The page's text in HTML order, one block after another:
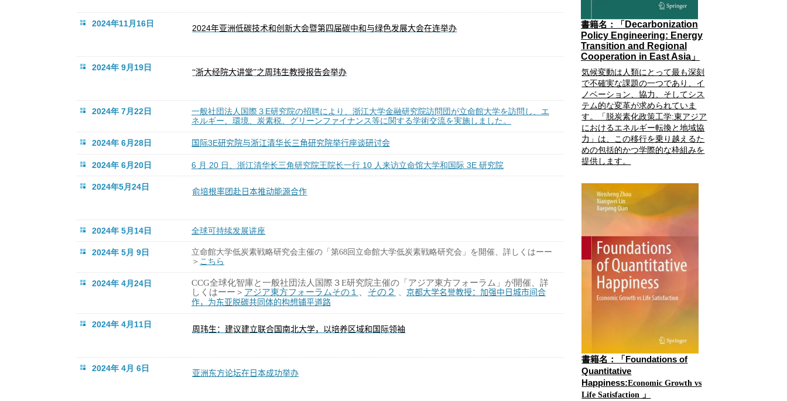
2024年11月16日 2024年亚洲低碳技术和创新大会暨第四届碳中和与绿色发展大会在连举办
2024年 9月19日
“浙大经院大讲堂”之周玮生教授报告会举办
2024年 7月22日 一般社団法人国際３ E研究院の招聘により、浙江大学金融研究院訪問団が立命館大学を訪問し、エ
ネルギー、環境、炭素税、グリーンファイナンス等に関する学術交流を実施しました。
2024年 6月28日 国 际3E研究院与浙江清华长三角研究院举行座谈研讨会
2024年 6月20日 6 月 20 日、浙江清华长三角研究院王院长一行 10 人来访立命馆大学和国际 3E 研究院
2024年5月24日
俞培根率团赴日本推动能源合作
2024年 5月14日 全球可持续发展讲座
2024年 5月 9日 立命館大学低炭素戦略研究会主催の「第68回立命館大学低炭素戦略研究会」を開催、詳しくはーー
＞ こちら
2024年 4月24日 CCG全球化智庫と一般社団法人国際３E研究院主催の「アジア東方フォーラム」が開催、詳
しくはーー＞ アジア東方フォーラムその１ その２ 京都大学名誉教授：加强中日城市间合
作， 为东亚脱碳共同体的构想铺平道路
2024年 4月11日
周玮生：建议建立联合国南北大学，以培养区域和国 际领袖
2024年 4月 6日 亚洲东方论坛在日本成功举办
書籍名：「 Decarbonization
Policy Engineering: Energy
Transition and Regional
Cooperation in East Asia 」
気候変動は人類にとって最も深刻
で不確実な課題の一つであり、イ
ノベーション、協力、そしてシス
テム的な変革が求められていま
す。「脱炭素化政策工学:東アジア
におけるエネルギー転換と地域協
力」は、この移行を乗り越えるた
めの包括的かつ学際的な枠組みを
提供します。
書籍名：「 Foundations of
Quantitative
Happiness:Economic Growth vs
Life Satisfaction 」